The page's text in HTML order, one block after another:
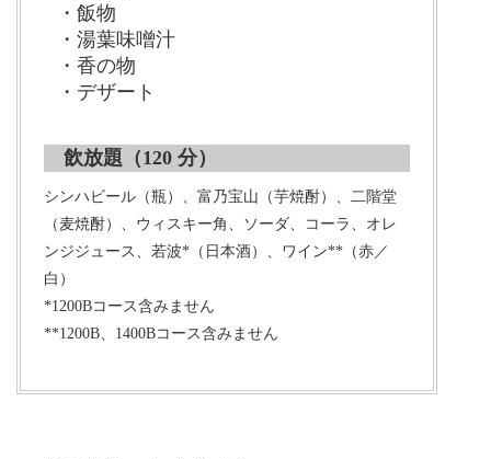
・飯物
・湯葉味噌汁
・香の物
・デザート
飲放題（120 分）
シンハビール（瓶）、富乃宝山（芋焼酎）、二階堂
（麦焼酎）、ウィスキー角、ソーダ、コーラ、オレ
ンジジュース、若波*（日本酒）、ワイン**（赤／
白）
*1200Bコース含みません
**1200B、1400Bコース含みません